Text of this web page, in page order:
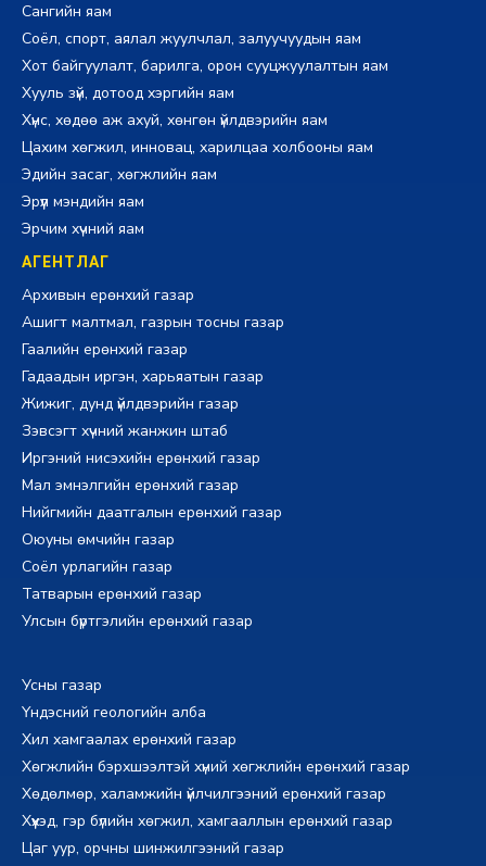
Сангийн яам
Соёл, спорт, аялал жуулчлал, залуучуудын яам
Хот байгуулалт, барилга, орон сууцжуулалтын яам
Хууль зүй, дотоод хэргийн яам
Хүнс, хөдөө аж ахуй, хөнгөн үйлдвэрийн яам
Цахим хөгжил, инновац, харилцаа холбооны яам
Эдийн засаг, хөгжлийн яам
Эрүүл мэндийн яам
Эрчим хүчний яам
АГЕНТЛАГ
Архивын ерөнхий газар
Ашигт малтмал, газрын тосны газар
Гаалийн ерөнхий газар
Гадаадын иргэн, харьяатын газар
Жижиг, дунд үйлдвэрийн газар
Зэвсэгт хүчний жанжин штаб
Иргэний нисэхийн ерөнхий газар
Мал эмнэлгийн ерөнхий газар
Нийгмийн даатгалын ерөнхий газар
Оюуны өмчийн газар
Соёл урлагийн газар
Татварын ерөнхий газар
Улсын бүртгэлийн ерөнхий газар
Усны газар
Үндэсний геологийн алба
Хил хамгаалах ерөнхий газар
Хөгжлийн бэрхшээлтэй хүний хөгжлийн ерөнхий газар
Хөдөлмөр, халамжийн үйлчилгээний ерөнхий газар
Хүүхэд, гэр бүлийн хөгжил, хамгааллын ерөнхий газар
Цаг уур, орчны шинжилгээний газар